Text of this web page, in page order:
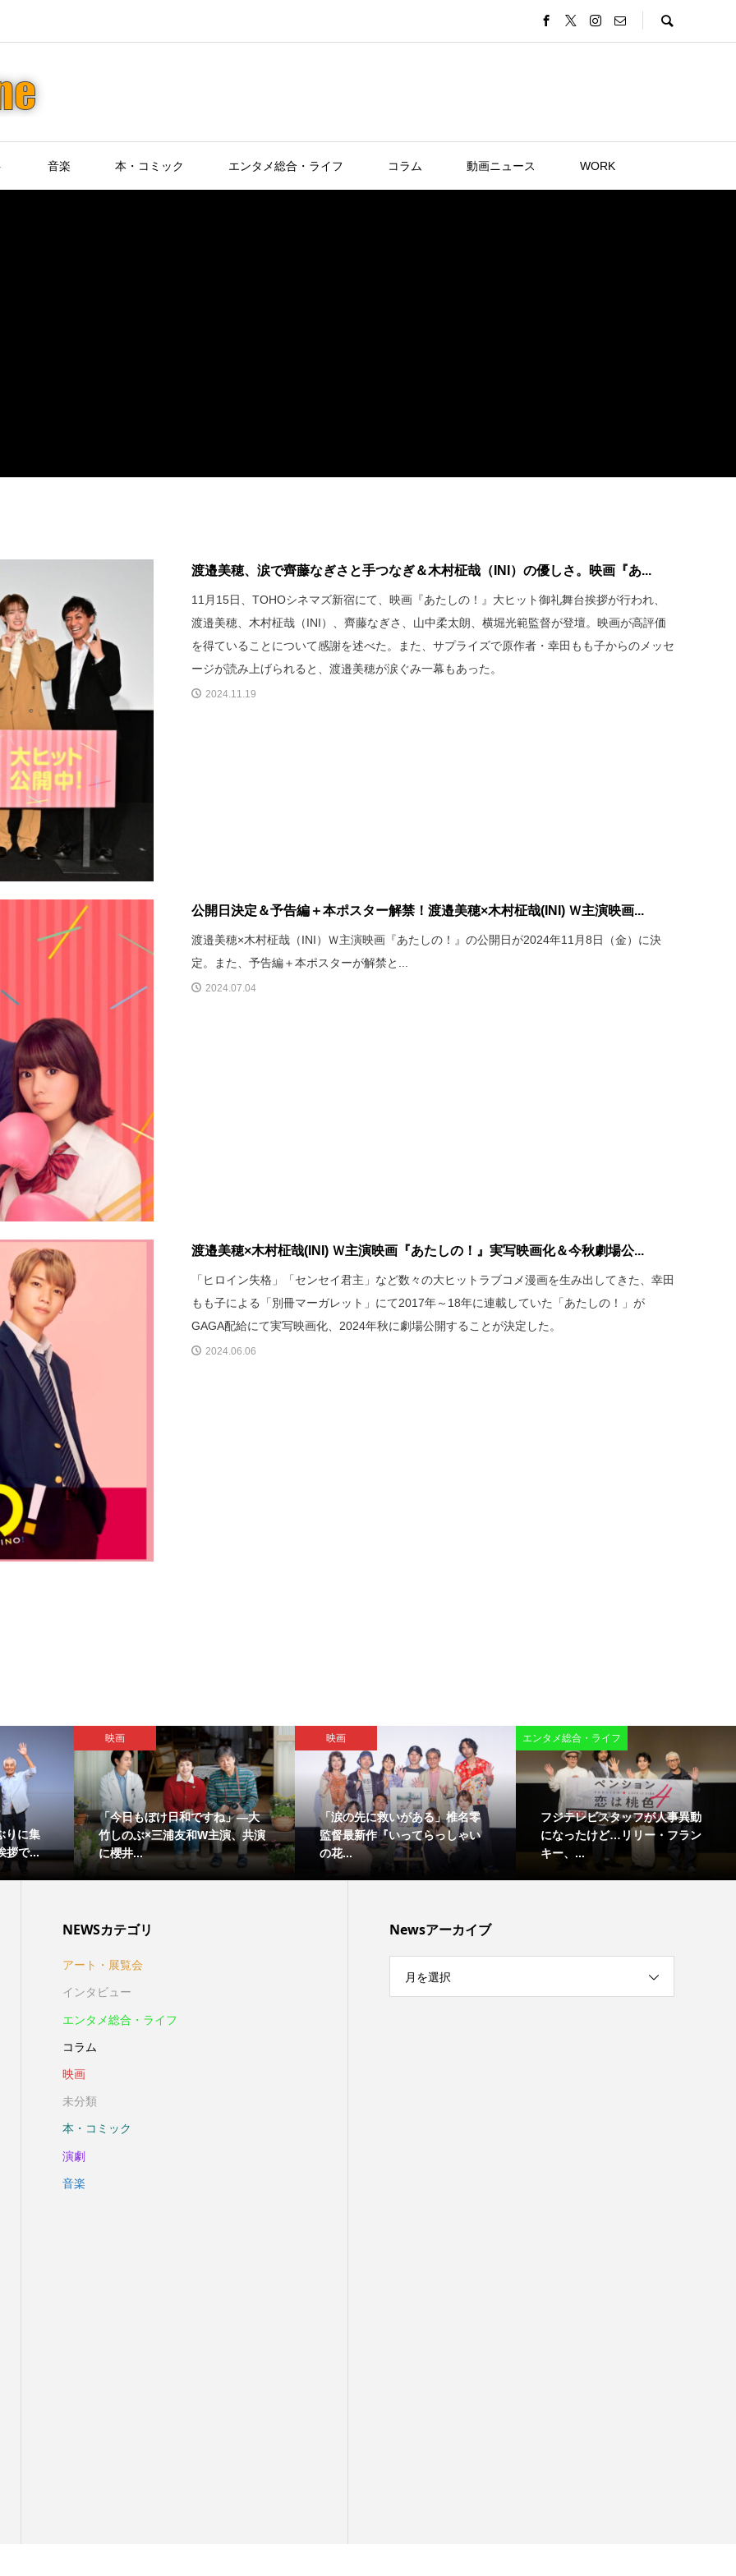
音楽 本・コミック エンタメ総合・ライフ コラム 動画ニュース WORK
渡邉美穂、涙で齊藤なぎさと手つなぎ＆木村柾哉（INI）の優しさ。映画『あ...
11月15日、TOHOシネマズ新宿にて、映画『あたしの！』大ヒット御礼舞台挨拶が行われ、
渡邉美穂、木村柾哉（INI）、齊藤なぎさ、山中柔太朗、横堀光範監督が登壇。映画が高評価
を得ていることについて感謝を述べた。また、サプライズで原作者・幸田もも子からのメッセ
ージが読み上げられると、渡邉美穂が涙ぐみ一幕もあった。
2024.11.19
公開日決定＆予告編＋本ポスター解禁！渡邉美穂×木村柾哉(INI) Ｗ主演映画...
渡邉美穂×木村柾哉（INI）Ｗ主演映画『あたしの！』の公開日が2024年11月8日（金）に決
定。また、予告編＋本ポスターが解禁と...
2024.07.04
渡邉美穂×木村柾哉(INI) Ｗ主演映画『あたしの！』実写映画化＆今秋劇場公...
「ヒロイン失格」「センセイ君主」など数々の大ヒットラブコメ漫画を生み出してきた、幸田
もも子による「別冊マーガレット」にて2017年～18年に連載していた「あたしの！」が
GAGA配給にて実写映画化、2024年秋に劇場公開することが決定した。
2024.06.06
りに集
拶で...
映画
「今日もぼけ日和ですね」―大
竹しのぶ×三浦友和W主演、共演
に櫻井...
映画
「涙の先に救いがある」椎名零
監督最新作『いってらっしゃい
の花...
エンタメ総合・ライフ
フジテレビスタッフが人事異動
になったけど…リリー・フラン
キー、...
NEWSカテゴリ
アート・展覧会
インタビュー
エンタメ総合・ライフ
コラム
映画
未分類
本・コミック
演劇
音楽
Newsアーカイブ
月を選択